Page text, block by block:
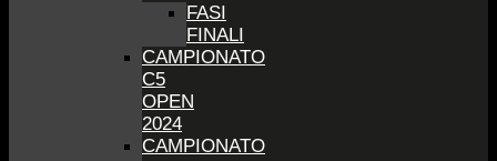
FASI
FINALI
CAMPIONATO
C5
OPEN
2024
CAMPIONATO